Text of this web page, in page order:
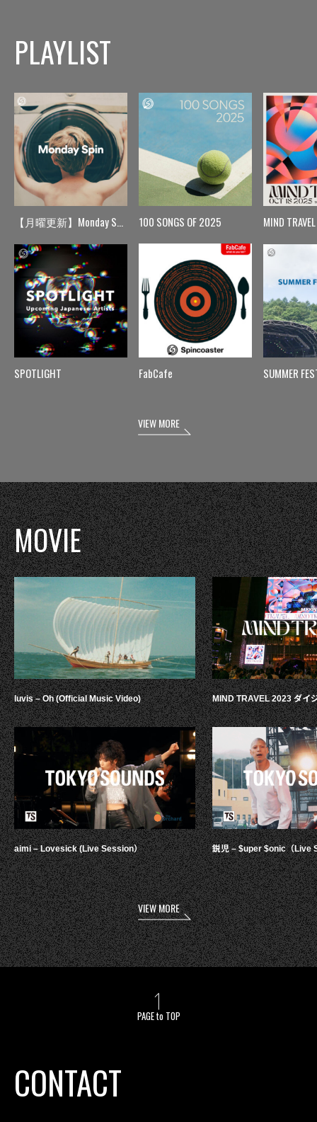
PLAYLIST
【月曜更新】Monday Spin
SPOTLIGHT
100 SONGS OF 2025
FabCafe
MIND TRAVEL
SUMMER
VIEW MORE
MOVIE
luvis – Oh (Official Music Video)
aimi – Lovesick (Live Session）
MIND TRAVEL 2023 ダイ
鋭児 – $uper $onic（Live
VIEW MORE
PAGE to TOP
CONTACT